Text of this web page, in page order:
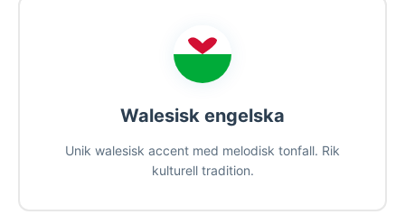
Walesisk engelska
Unik walesisk accent med melodisk tonfall. Rik
kulturell tradition.